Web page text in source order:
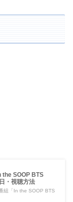
the SOOP BTS
・視聴方法
組「In the SOOP BTS